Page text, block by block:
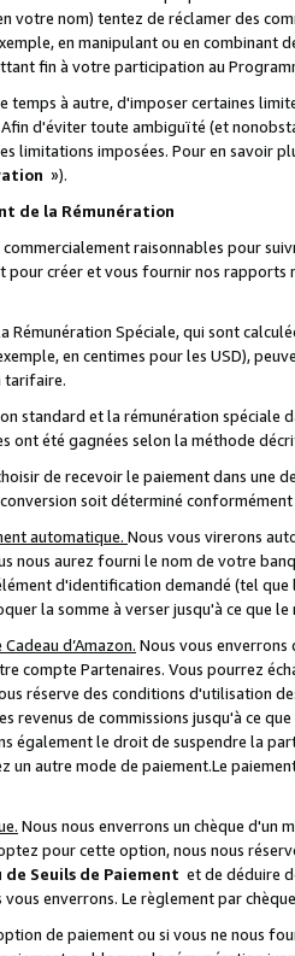
votre nom) tentez de réclamer des
en manipulant ou en combinant
fin à votre participation au
temps à autre, d'imposer certaines
d'éviter toute ambiguïté (et
limitations imposées. Pour en savoir
»).
de la Rémunération
raisonnables pour
pour créer et vous fournir nos
Rémunération Spéciale, qui sont
en centimes pour les USD),
tarifaire.
standard et la rémunération spéciale
ont été gagnées selon la méthode
de recevoir le paiement dans une
soit déterminé
automatique. Nous vous virerons
nous aurez fourni le nom de votre
d'identification demandé (tel que
la somme à verser jusqu'à ce que
d’Amazon. Nous vous
compte Partenaires. Vous pourrez
réserve des conditions d'utilisation
revenus de commissions jusqu'à ce
également le droit de suspendre la
un autre mode de paiement.Le
Nous nous enverrons un chèque d'un
pour cette option, nous nous
de Seuils de Paiement et de déduire
enverrons. Le règlement par
de paiement ou si vous ne nous